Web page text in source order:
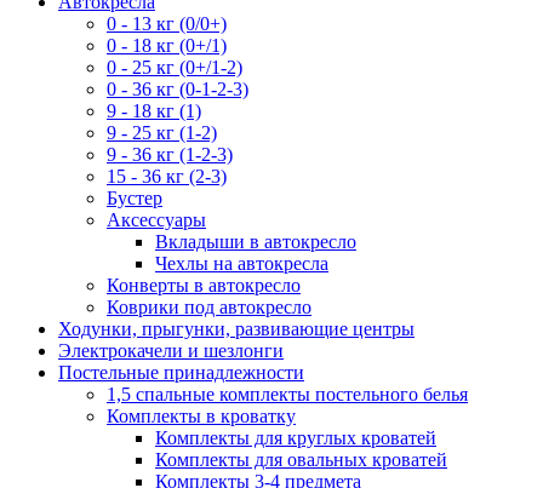
0 - 13 кг (0/0+)
0 - 18 кг (0+/1)
0 - 25 кг (0+/1-2)
0 - 36 кг (0-1-2-3)
9 - 18 кг (1)
9 - 25 кг (1-2)
9 - 36 кг (1-2-3)
15 - 36 кг (2-3)
Бустер
Аксессуары
Вкладыши в автокресло
Чехлы на автокресла
Конверты в автокресло
Коврики под автокресло
Ходунки, прыгунки, развивающие центры
Электрокачели и шезлонги
Постельные принадлежности
1,5 спальные комплекты постельного белья
Комплекты в кроватку
Комплекты для круглых кроватей
Комплекты для овальных кроватей
Комплекты 3-4 предмета